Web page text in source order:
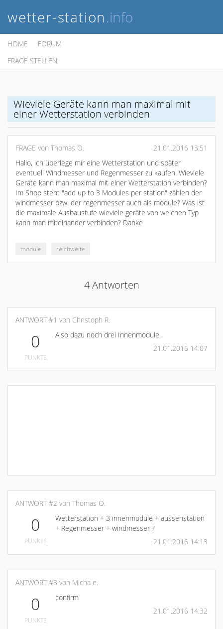
wetter-station.info
HOME
FORUM
FRAGE STELLEN
Wieviele Geräte kann man maximal mit
einer Wetterstation verbinden
FRAGE von Thomas O.
21.01.2016 13:51
Hallo, ich überlege mir eine Wetterstation und später
eventuell Windmesser und Regenmesser zu kaufen. Wieviele
Geräte kann man maximal mit einer Wetterstation verbinden?
Im Shop steht "add up to 3 Modules per station" zählen der
windmesser bzw. der regenmesser auch als module? Was ist
die maximale Ausbaustufe wieviele geräte von welchen Typ
kann man miteinander verbinden? Danke
module reichweite
4 Antworten
ANTWORT #1 von Christoph R.
0
PUNKTE
Also dazu noch drei Innenmodule.
21.01.2016 14:07
ANTWORT #2 von Thomas O.
0
PUNKTE
Wetterstation + 3 innenmodule + aussenstation
+ Regenmesser + windmesser ?
21.01.2016 14:13
ANTWORT #3 von Micha e.
0
PUNKTE
confirm
21.01.2016 14:32